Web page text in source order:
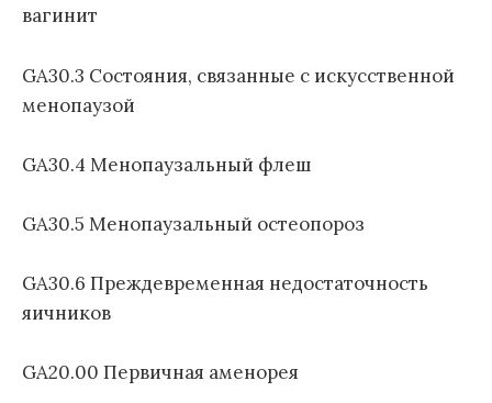
вагинит
GA30.3 Состояния, связанные с искусственной
менопаузой
GA30.4 Менопаузальный флеш
GA30.5 Менопаузальный остеопороз
GA30.6 Преждевременная недостаточность
яичников
GA20.00 Первичная аменорея